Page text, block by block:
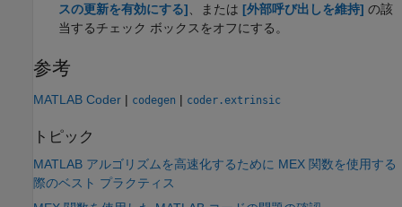
スの更新を有効にする] 、または [外部呼び出しを維持] の該
当するチェック ボックスをオフにする。
参考
MATLAB Coder | codegen | coder.extrinsic
トピック
MATLAB アルゴリズムを高速化するために MEX 関数を使用する
際のベスト プラクティス